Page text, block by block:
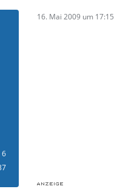
6
16. Mai 2009 um 17:15